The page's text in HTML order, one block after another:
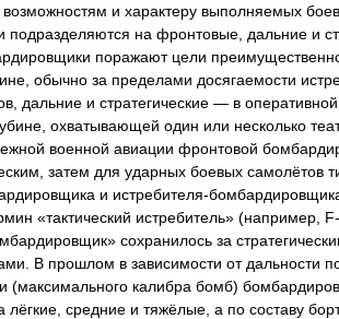
и характеру выполняемых
на фронтовые, дальние и
поражают цели
обычно за пределами досягаемости
дальние и стратегические — в
охватывающей один или несколько
военной авиации фронтовой
затем для ударных боевых самолётов
и истребителя-
«тактический истребитель» (например,
сохранилось за
В прошлом в зависимости от дальности
(максимального калибра бомб)
лёгкие, средние и тяжёлые, а по составу